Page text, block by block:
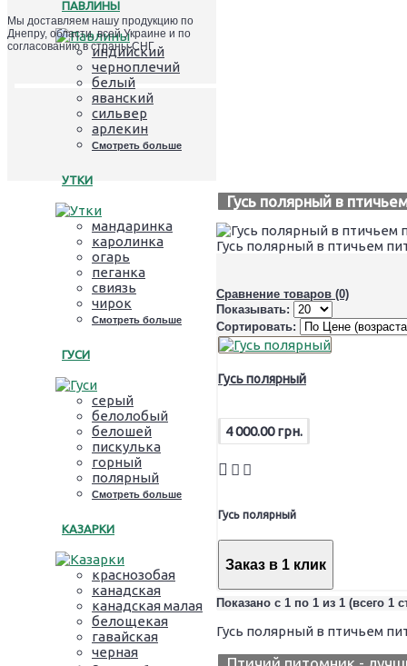
ПАВЛИНЫ
индийский
черноплечий
белый
яванский
сильвер
арлекин
Смотреть больше
УТКИ
мандаринка
каролинка
огарь
пеганка
свиязь
чирок
Смотреть больше
ГУСИ
серый
белолобый
белошей
пискулька
горный
полярный
Смотреть больше
КАЗАРКИ
краснозобая
канадская
канадская малая
белощекая
гавайская
черная
Мы доставляем нашу продукцию по
Днепру, области, всей Украине и по
согласованию в страны СНГ
Гусь полярный в
Гусь полярный в птичьем
Сравнение товаров (0)
Показывать:
Сортировать:
Гусь полярный
4 000.00 грн.
Гусь полярный
Заказ в 1 клик
Показано с 1 по 1 из 1 (всего 1
Гусь полярный в птичьем